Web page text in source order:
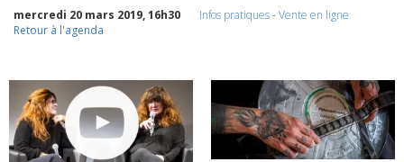
mercredi 20 mars 2019, 16h30
Infos pratiques-Vente en ligne
Retour à l'agenda